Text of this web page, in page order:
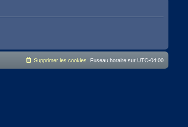
Fuseau horaire sur UTC-04:00
Supprimer les cookies